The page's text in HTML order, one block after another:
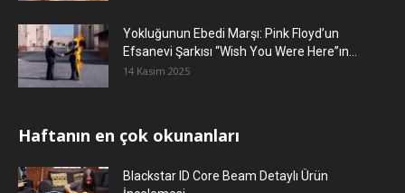
Yokluğunun Ebedi Marşı: Pink Floyd’un
Efsanevi Şarkısı “Wish You Were Here”ın...
14 Kasım 2025
Haftanın en çok okunanları
Blackstar ID Core Beam Detaylı Ürün